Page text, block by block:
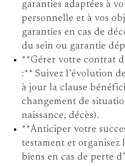
garanties adaptées à
personnelle et à vos
garanties en cas de
du sein ou garantie
**Gérer votre contrat
:** Suivez l’évolution
à jour la clause
changement de
naissance, décès).
**Anticiper votre
testament et organisez
biens en cas de perte